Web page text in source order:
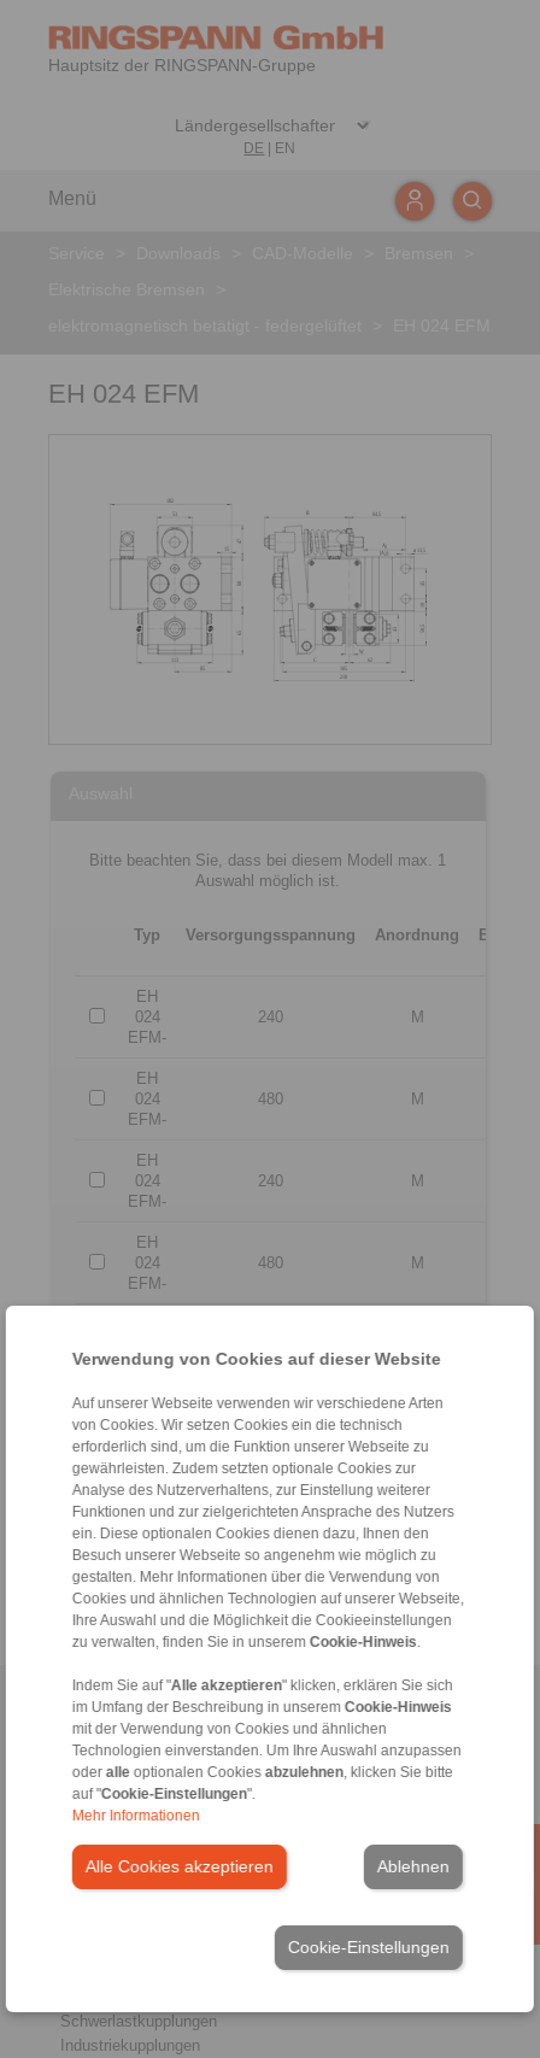
Verwendung von Cookies auf dieser Website
Auf unserer Webseite verwenden wir verschiedene Arten
von Cookies. Wir setzen Cookies ein die technisch
erforderlich sind, um die Funktion unserer Webseite zu
gewährleisten. Zudem setzten optionale Cookies zur
Analyse des Nutzerverhaltens, zur Einstellung weiterer
Funktionen und zur zielgerichteten Ansprache des Nutzers
ein. Diese optionalen Cookies dienen dazu, Ihnen den
Besuch unserer Webseite so angenehm wie möglich zu
gestalten. Mehr Informationen über die Verwendung von
Cookies und ähnlichen Technologien auf unserer Webseite,
Ihre Auswahl und die Möglichkeit die Cookieeinstellungen
zu verwalten, finden Sie in unserem Cookie-Hinweis
Indem Sie auf "Alle akzeptieren" klicken, erklären Sie sich
im Umfang der Beschreibung in unserem Cookie-Hinweis
mit der Verwendung von Cookies und ähnlichen
Technologien einverstanden. Um Ihre Auswahl anzupassen
oder alleoptionalen Cookies abzulehnen, klicken Sie bitte
auf "Cookie-Einstellungen".
Mehr Informationen
Alle Cookies akzeptieren Ablehnen
Cookie-Einstellungen
Hauptsitz der RINGSPANN-Gruppe
DE EN
Menü
EH 024 EFM
Bitte beachten Sie, dass bei diesem Modell max. 1
Auswahl möglich ist.
Typ Versorgungsspannung Anordnung
EH
024
EFM-
240 M
EH
024
EFM-
480 M
EH
024
EFM-
240 M
EH
024
EFM-
480 M
Alle CAD-Modelle sind mit großer Sorgfalt
Dateiformat:
Home |Kontaktformular|Impressum|Datenschutzerklärung
Allgemeine Verkaufsbedingungen| Hinweisgeberplattform
Schwerlastkupplungen
Industriekupplungen